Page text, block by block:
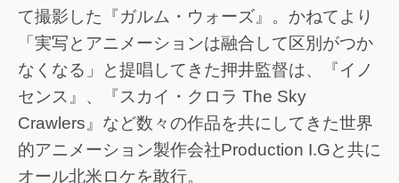
て撮影した『ガルム・ウォーズ』。かねてより
「実写とアニメーションは融合して区別がつか
なくなる」と提唱してきた押井監督は、『イノ
センス』、『スカイ・クロラ The Sky
Crawlers』など数々の作品を共にしてきた世界
的アニメーション製作会社Production I.Gと共に
オール北米ロケを敢行。